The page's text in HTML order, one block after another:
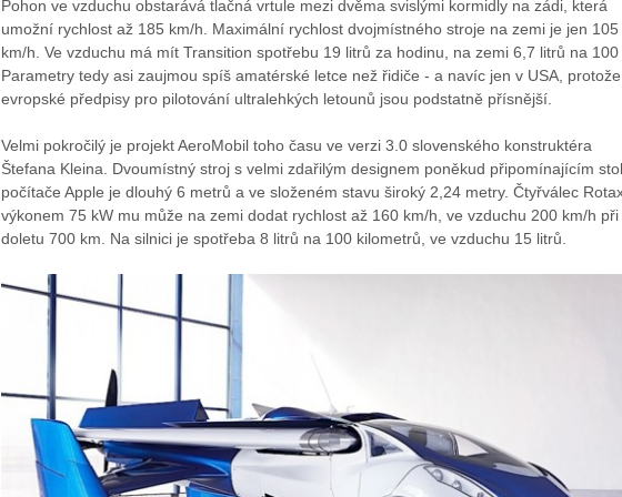
Pohon ve vzduchu obstarává tlačná vrtule mezi dvěma svislými kormidly na zádi, která
umožní rychlost až 185 km/h. Maximální rychlost dvojmístného stroje na zemi je jen 105
km/h. Ve vzduchu má mít Transition spotřebu 19 litrů za hodinu, na zemi 6,7 litrů na 100
Parametry tedy asi zaujmou spíš amatérské letce než řidiče - a navíc jen v USA, protože
evropské předpisy pro pilotování ultralehkých letounů jsou podstatně přísnější.
Velmi pokročilý je projekt AeroMobil toho času ve verzi 3.0 slovenského konstruktéra
Štefana Kleina. Dvoumístný stroj s velmi zdařilým designem poněkud připomínajícím
počítače Apple je dlouhý 6 metrů a ve složeném stavu široký 2,24 metry. Čtyřválec
výkonem 75 kW mu může na zemi dodat rychlost až 160 km/h, ve vzduchu 200 km/h při
doletu 700 km. Na silnici je spotřeba 8 litrů na 100 kilometrů, ve vzduchu 15 litrů.